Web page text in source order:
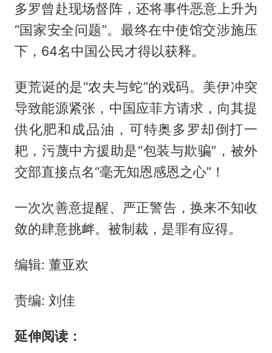
多罗曾赴现场督阵，还将事件恶意上升为
“国家安全问题”。最终在中使馆交涉施压
下，64名中国公民才得以获释。
更荒诞的是“农夫与蛇”的戏码。美伊冲突
导致能源紧张，中国应菲方请求，向其提
供化肥和成品油，可特奥多罗却倒打一
耙，污蔑中方援助是“包装与欺骗”，被外
交部直接点名“毫无知恩感恩之心”！
一次次善意提醒、严正警告，换来不知收
敛的肆意挑衅。被制裁，是罪有应得。
编辑: 董亚欢
责编: 刘佳
延伸阅读：